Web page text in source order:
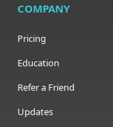
COMPANY
Pricing
Education
Refer a Friend
Updates